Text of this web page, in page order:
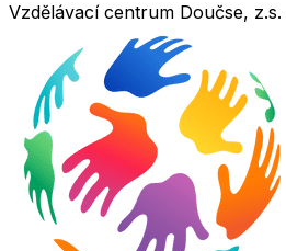
Vzdělávací centrum Doučse,